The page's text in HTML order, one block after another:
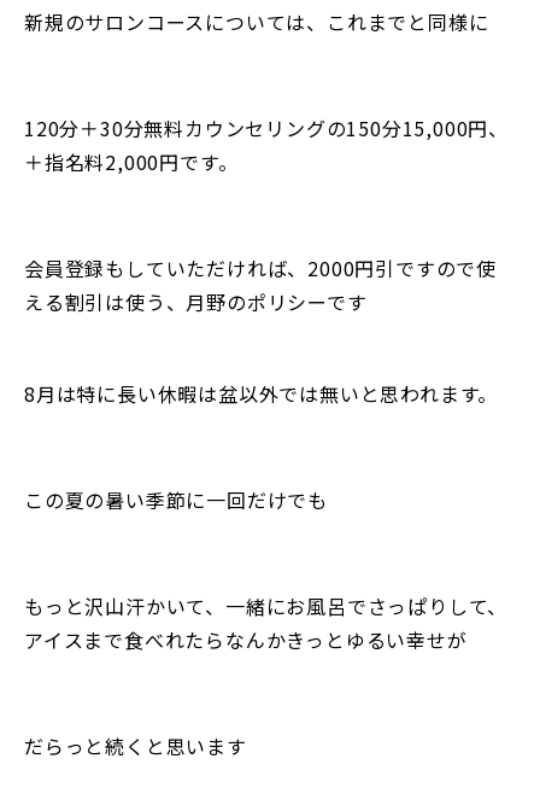
新規のサロンコースについては、これまでと同様に
120分＋30分無料カウンセリングの150分15,000円、
＋指名料2,000円です。
会員登録もしていただければ、2000円引ですので使
える割引は使う、月野のポリシーです
8月は特に長い休暇は盆以外では無いと思われます。
この夏の暑い季節に一回だけでも
もっと沢山汗かいて、一緒にお風呂でさっぱりして、
アイスまで食べれたらなんかきっとゆるい幸せが
だらっと続くと思います